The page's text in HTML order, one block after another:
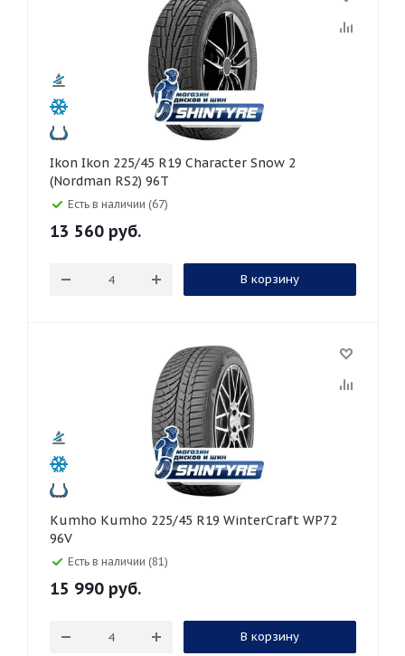
Ikon Ikon 225/45 R19 Character Snow 2
(Nordman RS2) 96T
Есть в наличии (67)
13 560 руб.
В корзину
Kumho Kumho 225/45 R19 WinterCraft WP72
96V
Есть в наличии (81)
15 990 руб.
В корзину